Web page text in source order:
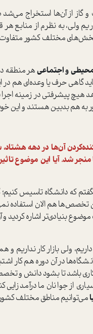
و گاز از آن‌ها استخراج
ولی، به نظرم از منابع هر
بخش‌های مختلف کشور
و اجتماعیهر منطقه
گاهی حرف یا وعده‌ای هم
پیشرفتی در زمینه اجرا
به هم بدبین هستند و این
آن‌ها در دهه
شد. آیا این موضوع
که دانشگاه تاسیس
تخصص‌ها هم الان استفاده
بنیادی‌تر اشاره کردید و
ولی بازار کار
در آن دوره هم کار
کاری باشد تا بشود دانش
از جوانان ما
می‌توانیم مناطق مختلف